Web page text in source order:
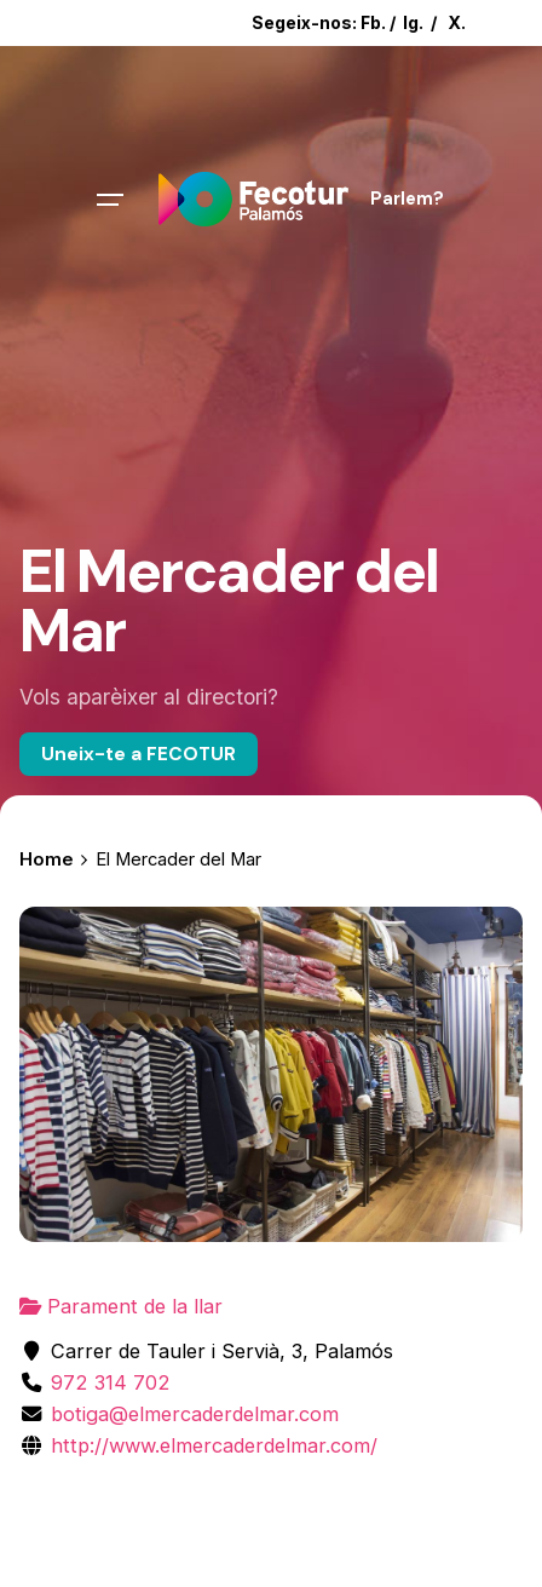
Segeix-nos: Fb. / Ig. / X.
Parlem?
El Mercader del
Mar
Vols aparèixer al directori?
Uneix-te a FECOTUR
Home El Mercader del Mar
Parament de la llar
Carrer de Tauler i Servià, 3, Palamós
972 314 702
botiga@elmercaderdelmar.com
http://www.elmercaderdelmar.com/